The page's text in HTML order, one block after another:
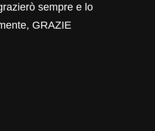
sempre e lo
GRAZIE